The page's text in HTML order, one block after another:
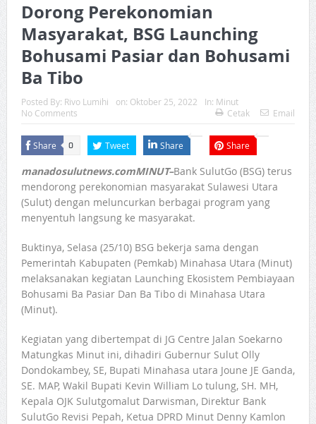
Dorong Perekonomian
Masyarakat, BSG Launching
Bohusami Pasiar dan Bohusami
Ba Tibo
Posted By: Rivo Lumihi on: Oktober 25, 2022 In: Minut
No Comments
Cetak Email
Share 0 Tweet Share Share
manadosulutnews.comMINUT–Bank SulutGo (BSG) terus
mendorong perekonomian masyarakat Sulawesi Utara
(Sulut) dengan meluncurkan berbagai program yang
menyentuh langsung ke masyarakat.
Buktinya, Selasa (25/10) BSG bekerja sama dengan
Pemerintah Kabupaten (Pemkab) Minahasa Utara (Minut)
melaksanakan kegiatan Launching Ekosistem Pembiayaan
Bohusami Ba Pasiar Dan Ba Tibo di Minahasa Utara
(Minut).
Kegiatan yang dibertempat di JG Centre Jalan Soekarno
Matungkas Minut ini, dihadiri Gubernur Sulut Olly
Dondokambey, SE, Bupati Minahasa utara Joune JE Ganda,
SE. MAP, Wakil Bupati Kevin William Lo tulung, SH. MH,
Kepala OJK Sulutgomalut Darwisman, Direktur Bank
SulutGo Revisi Pepah, Ketua DPRD Minut Denny Kamlon